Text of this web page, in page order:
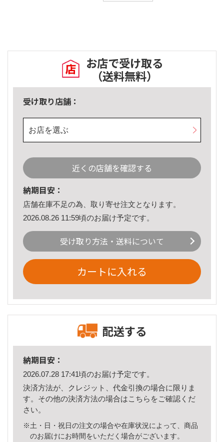
お店で受け取る
（送料無料）
受け取り店舗：
お店を選ぶ
近くの店舗を確認する
納期目安：
店舗在庫不足の為、取り寄せ注文となります。
2026.08.26 11:59頃のお届け予定です。
受け取り方法・送料について
カートに入れる
配送する
納期目安：
2026.07.28 17:41頃のお届け予定です。
決済方法が、クレジット、代金引換の場合に限りま
す。その他の決済方法の場合はこちら をご確認くだ
さい。
※土・日・祝日の注文の場合や在庫状況によって、商品
のお届けにお時間をいただく場合がございます。